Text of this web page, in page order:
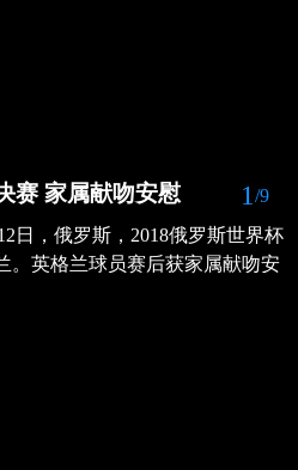
1/9
赛 家属献吻安慰
日，俄罗斯，2018俄罗斯世界杯
。英格兰球员赛后获家属献吻安